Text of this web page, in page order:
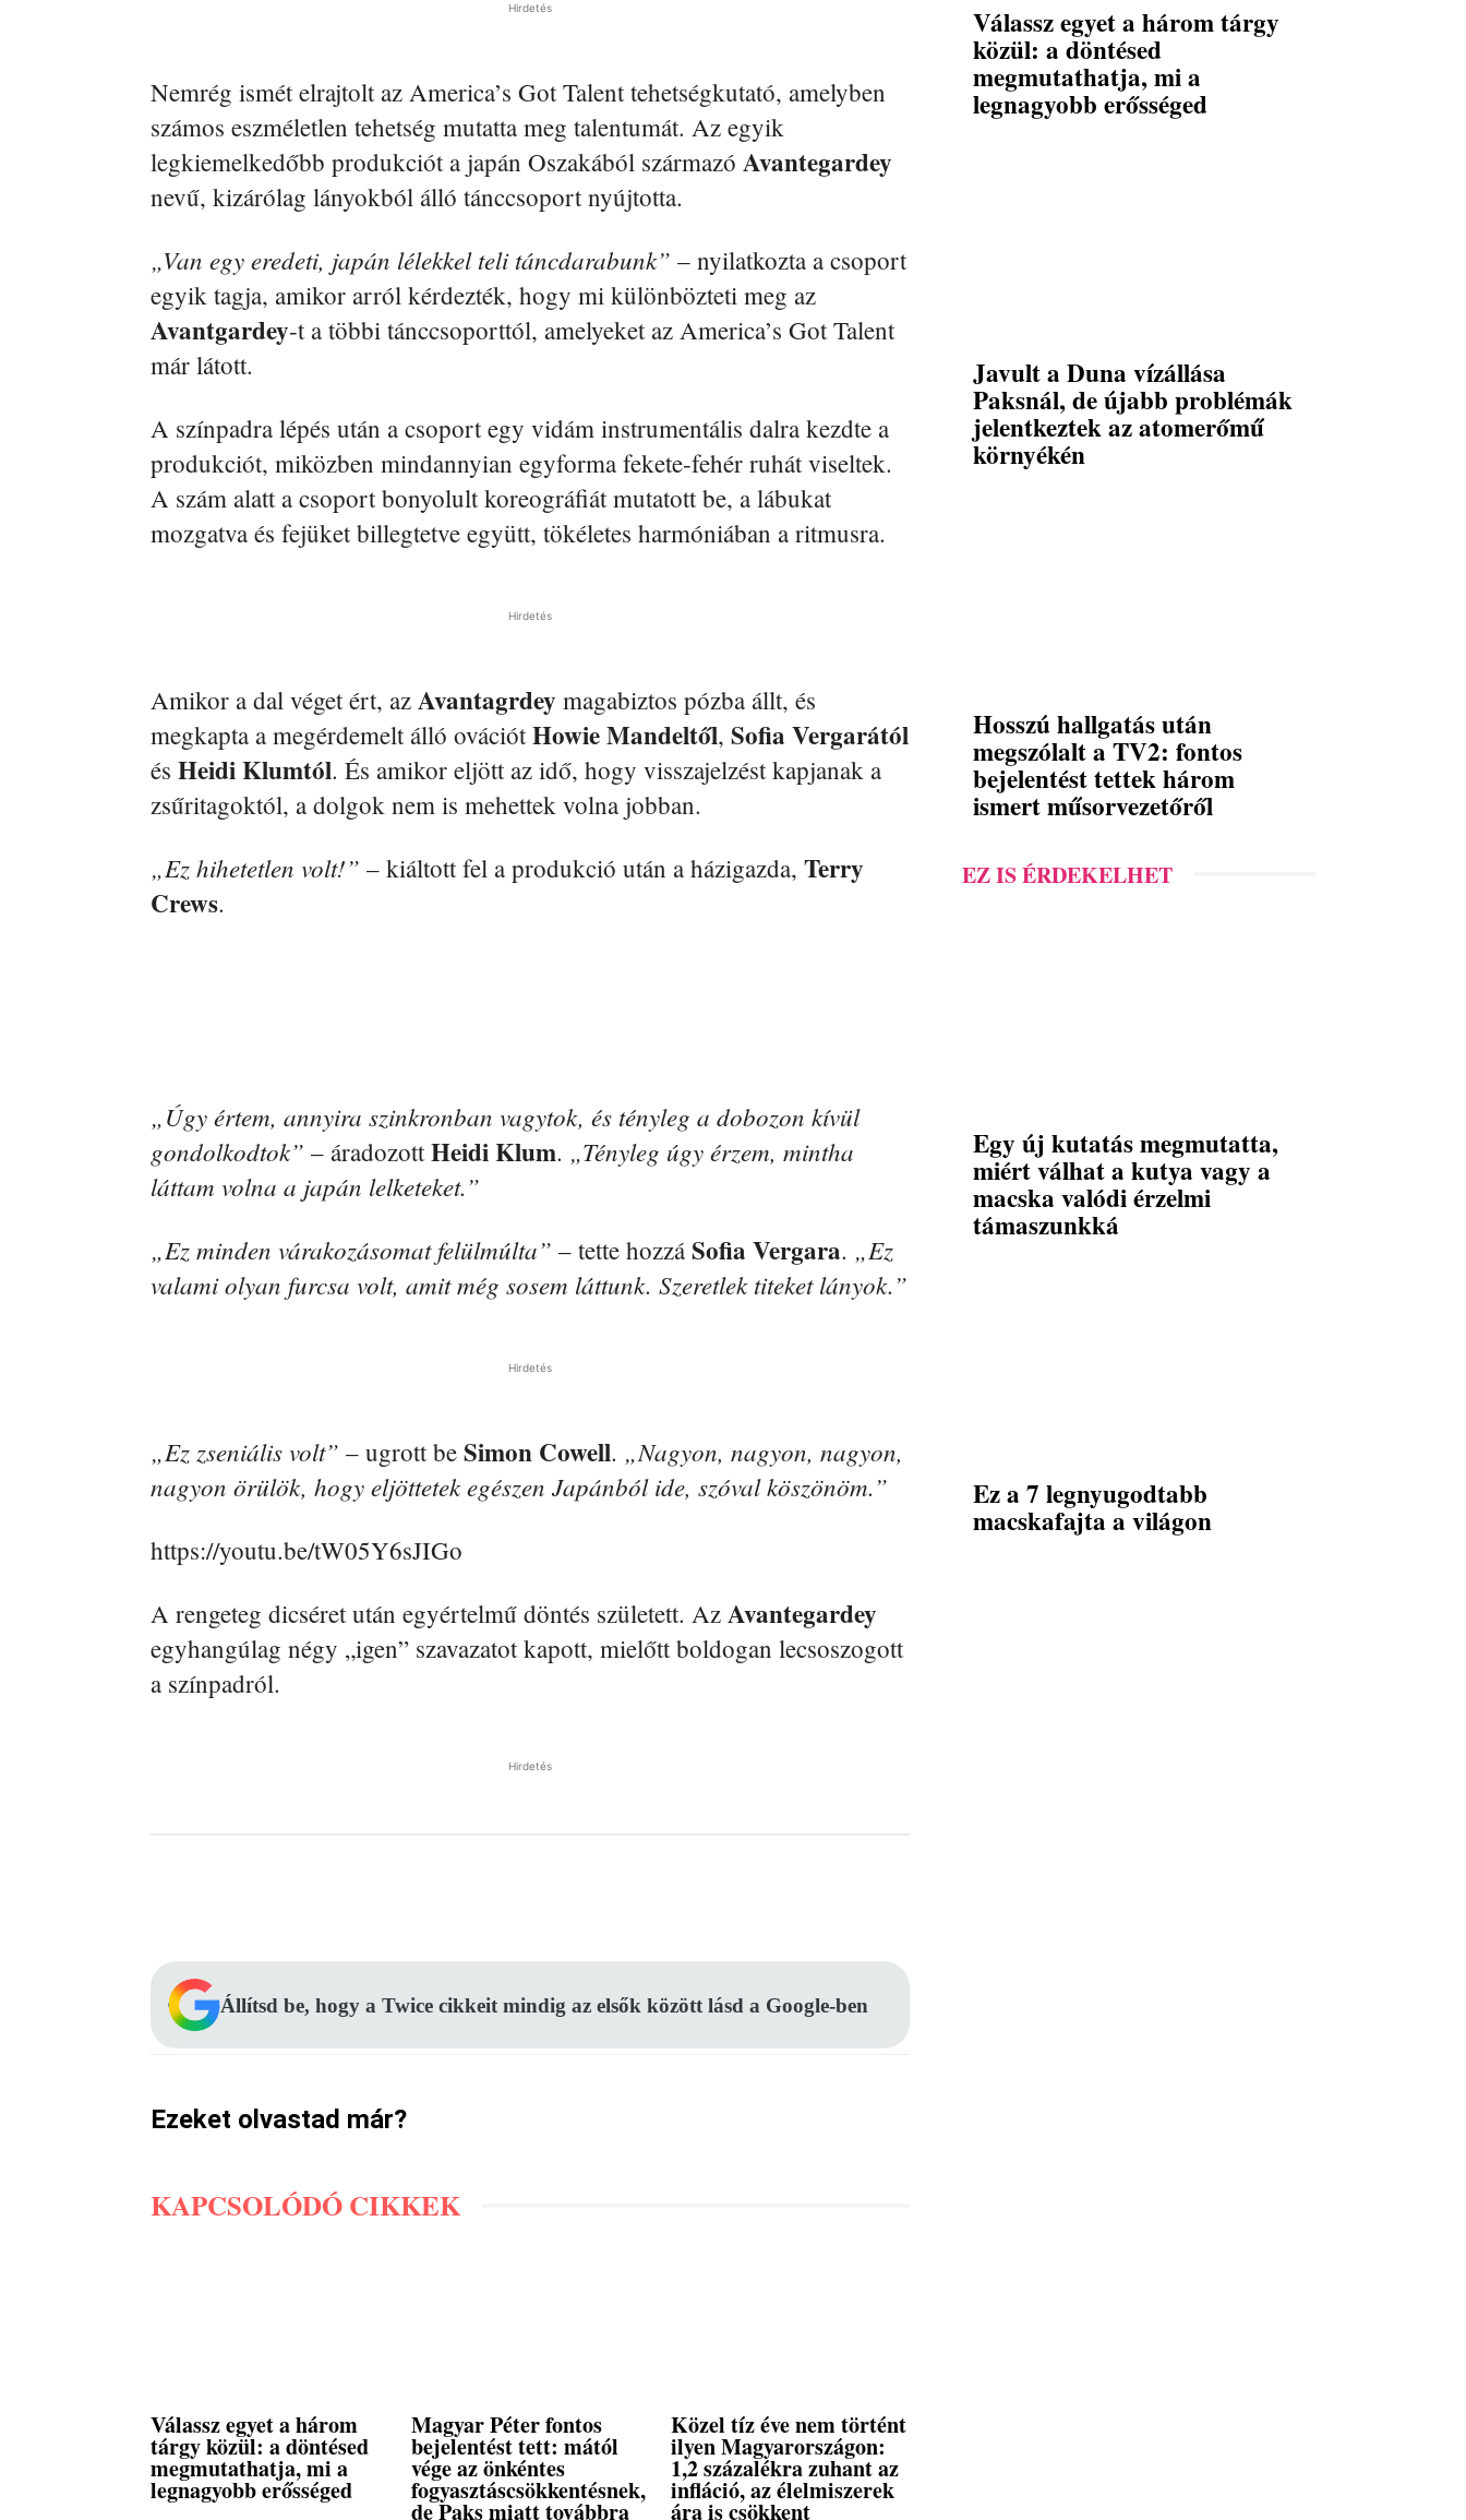
Hirdetés
Nemrég ismét elrajtolt az America’s Got Talent tehetségkutató, amelyben
számos eszméletlen tehetség mutatta meg talentumát. Az egyik
legkiemelkedőbb produkciót a japán Oszakából származó Avantegardey
nevű, kizárólag lányokból álló tánccsoport nyújtotta.
„Van egy eredeti, japán lélekkel teli táncdarabunk” – nyilatkozta a csoport
egyik tagja, amikor arról kérdezték, hogy mi különbözteti meg az
Avantgardey-t a többi tánccsoporttól, amelyeket az America’s Got Talent
már látott.
A színpadra lépés után a csoport egy vidám instrumentális dalra kezdte a
produkciót, miközben mindannyian egyforma fekete-fehér ruhát viseltek.
A szám alatt a csoport bonyolult koreográfiát mutatott be, a lábukat
mozgatva és fejüket billegtetve együtt, tökéletes harmóniában a ritmusra.
Hirdetés
Amikor a dal véget ért, az Avantagrdey magabiztos pózba állt, és
megkapta a megérdemelt álló ovációtHowie Mandeltől, Sofia Vergarától
és Heidi Klumtól. És amikor eljött az idő, hogy visszajelzést kapjanak a
zsűritagoktól, a dolgok nem is mehettek volna jobban.
„Ez hihetetlen volt!” – kiáltott fel a produkció után a házigazda, Terry
Crews.
„Úgy értem, annyira szinkronban vagytok, és tényleg a dobozon kívül
gondolkodtok” – áradozottHeidi Klum. „Tényleg úgy érzem, mintha
láttam volna a japán lelketeket.”
„Ez minden várakozásomat felülmúlta” – tette hozzá Sofia Vergara. „Ez
valami olyan furcsa volt, amit még sosem láttunk. Szeretlek titeket lányok.”
Hirdetés
„Ez zseniális volt” – ugrott be Simon Cowell. „Nagyon, nagyon, nagyon,
nagyon örülök, hogy eljöttetek egészen Japánból ide, szóval köszönöm.”
https://youtu.be/tW05Y6sJIGo
A rengeteg dicséret után egyértelmű döntés született. Az Avantegardey
egyhangúlag négy „igen” szavazatot kapott, mielőtt boldogan lecsoszogott
a színpadról.
Hirdetés
Állítsd be, hogy a Twice cikkeit mindig az elsők között lásd a Google-ben
Ezeket olvastad már?
KAPCSOLÓDÓ CIKKEK
Válassz egyet a három
tárgy közül: a döntésed
megmutathatja, mi a
legnagyobb erősséged
Magyar Péter fontos
bejelentést tett: mától
vége az önkéntes
fogyasztáscsökkentésnek,
de Paks miatt továbbra
Közel tíz éve nem történt
ilyen Magyarországon:
1,2 százalékra zuhant az
infláció, az élelmiszerek
ára is csökkent
Válassz egyet a három tárgy
közül: a döntésed
megmutathatja, mi a
legnagyobb erősséged
Javult a Duna vízállása
Paksnál, de újabb problémák
jelentkeztek az atomerőmű
környékén
Hosszú hallgatás után
megszólalt a TV2: fontos
bejelentést tettek három
ismert műsorvezetőről
EZ IS ÉRDEKELHET
Egy új kutatás megmutatta,
miért válhat a kutya vagy a
macska valódi érzelmi
támaszunkká
Ez a 7 legnyugodtabb
macskafajta a világon